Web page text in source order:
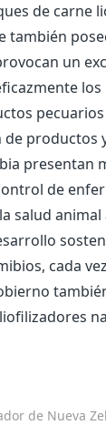
de carne
también
un
productos
presentan
de
salud
cada
Nueva Zelanda abre